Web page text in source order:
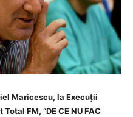
Maricescu, la Execuții
FM, “DE CE NU FAC